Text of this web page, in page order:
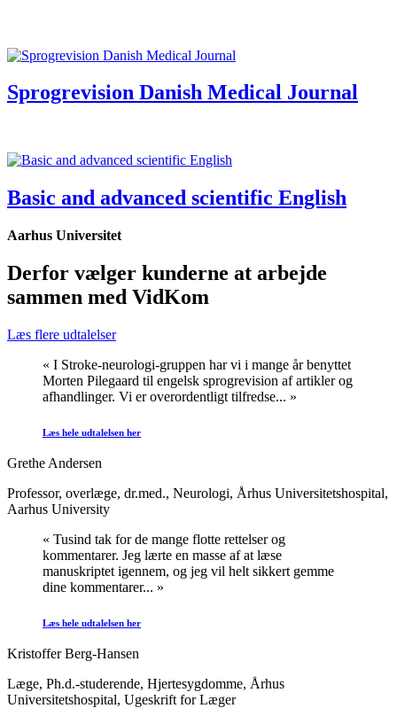
Sprogrevision Danish Medical Journal
Basic and advanced scientific English
Aarhus Universitet
Derfor vælger kunderne at arbejde
sammen med VidKom
Læs flere udtalelser
« I Stroke-neurologi-gruppen har vi i mange år benyttet
Morten Pilegaard til engelsk sprogrevision af artikler og
afhandlinger. Vi er overordentligt tilfredse... »
Læs hele udtalelsen her
Grethe Andersen
Professor, overlæge, dr.med., Neurologi, Århus Universitetshospital,
Aarhus University
« Tusind tak for de mange flotte rettelser og
kommentarer. Jeg lærte en masse af at læse
manuskriptet igennem, og jeg vil helt sikkert gemme
dine kommentarer... »
Læs hele udtalelsen her
Kristoffer Berg-Hansen
Læge, Ph.d.-studerende, Hjertesygdomme, Århus
Universitetshospital, Ugeskrift for Læger